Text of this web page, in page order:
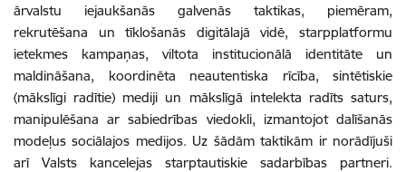
ārvalstu iejaukšanās galvenās taktikas, piemēram,
rekrutēšana un tīklošanās digitālajā vidē, starpplatformu
ietekmes kampaņas, viltota institucionālā identitāte un
maldināšana, koordinēta neautentiska rīcība, sintētiskie
(mākslīgi radītie) mediji un mākslīgā intelekta radīts saturs,
manipulēšana ar sabiedrības viedokli, izmantojot dalīšanās
modeļus sociālajos medijos. Uz šādām taktikām ir norādījuši
arī Valsts kancelejas starptautiskie sadarbības partneri.